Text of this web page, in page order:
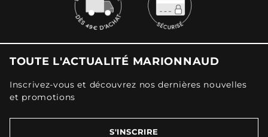
TOUTE L'ACTUALITÉ MARIONNAUD
Inscrivez-vous et découvrez nos dernières nouvelles
et promotions
S'INSCRIRE